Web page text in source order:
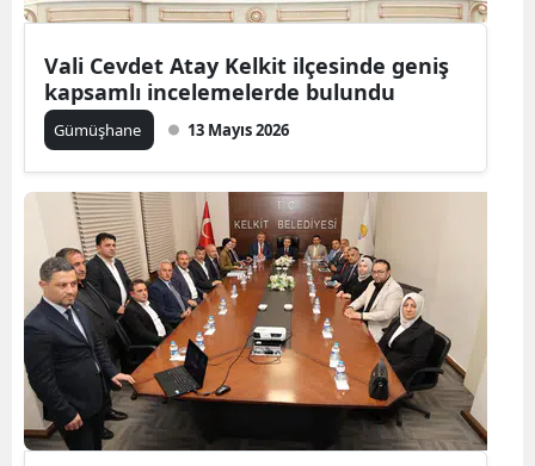
Hakkari
Mersin
İstanbul
İzmir
Kars
Kastamonu
Vali Cevdet Atay Kelkit ilçesinde geniş
kapsamlı incelemelerde bulundu
Gümüşhane 13 Mayıs 2026